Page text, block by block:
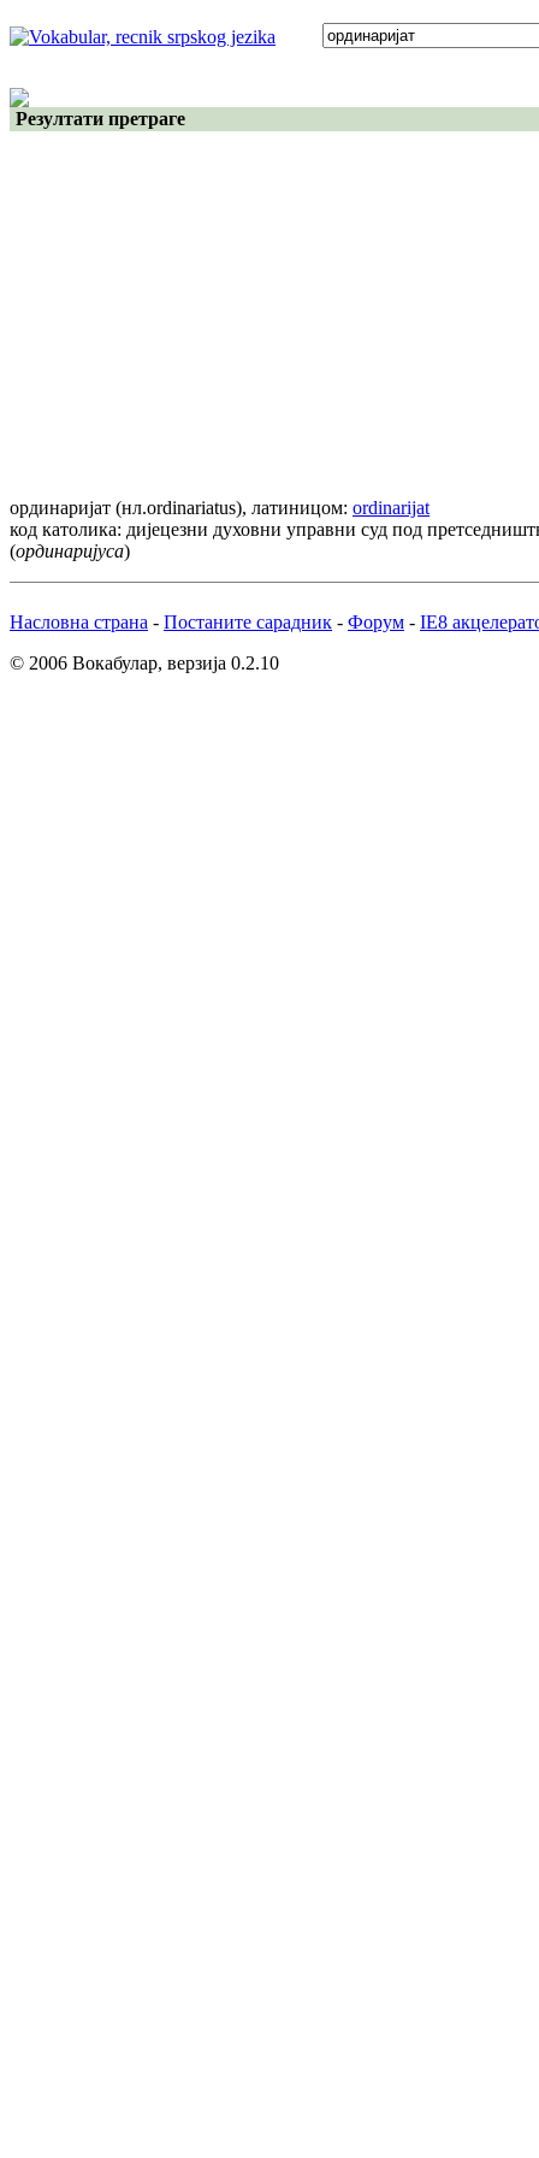
Резултати претраге
ординаријат (нл.ordinariatus), латиницом: ordinarijat
код католика: дијецезни духовни управни суд под
(ординаријуса)
Насловна страна - Постаните сарадник - Форум - IE8
© 2006 Вокабулар, верзија 0.2.10